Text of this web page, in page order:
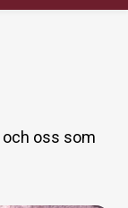
oss som